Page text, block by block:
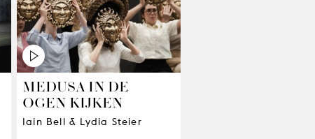
MEDUSA IN DE
OGEN KIJKEN
Iain Bell & Lydia Steier